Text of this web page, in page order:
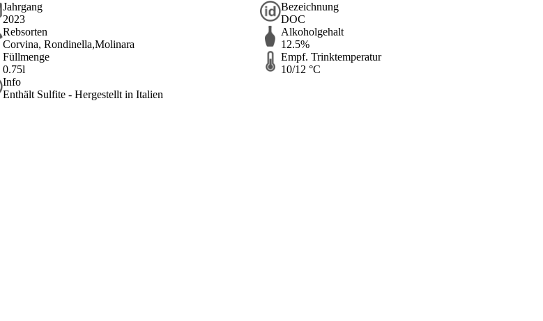
Jahrgang
2023
Bezeichnung
DOC
Rebsorten
Corvina, Rondinella,Molinara
Alkoholgehalt
12.5%
Füllmenge
0.75l
Empf. Trinktemperatur
10/12 °C
Info
Enthält Sulfite - Hergestellt in Italien